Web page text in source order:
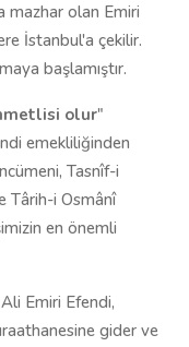
mazhar olan Emiri
İstanbul'a çekilir.
başlamıştır.
olur"
emekliliğinden
Tasnîf-i
Târih-i Osmânî
en önemli
Emiri Efendi,
gider ve